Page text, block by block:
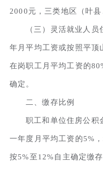
2000元，三类地区（叶县
（三）灵活就业人
年月平均工资或按照平顶
在岗职工月平均工资的
确定。
二、缴存比例
职工和单位住房公积
一年度月平均工资的5%
按5%至12%自主确定缴